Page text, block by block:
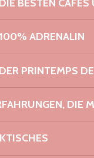
DIE BESTEN
100% ADRENALIN
DER PRINTEMPS
DIE